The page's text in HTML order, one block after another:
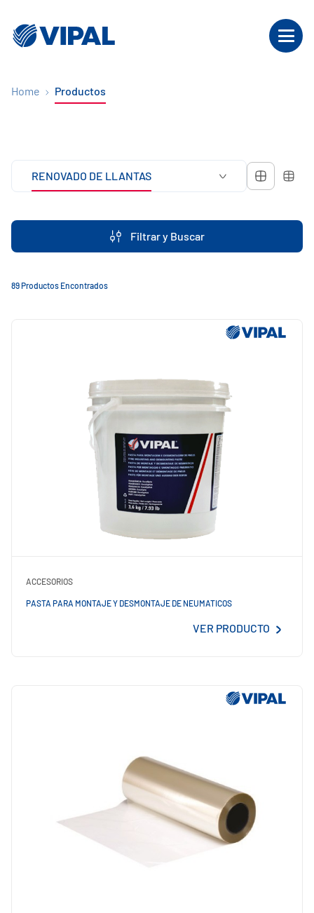
Home Productos
Filtrar y Buscar
RENOVADO DE LLANTAS
89 Productos Encontrados
ACCESORIOS
PASTA PARA MONTAJE Y DESMONTAJE DE NEUMATICOS
VER PRODUCTO